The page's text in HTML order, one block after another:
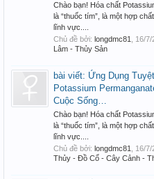
Chào bạn! Hóa chất
là “thuốc tím”, là một hợp
lĩnh vực....
Chủ đề bởi: longdmc81 16/7/
Lâm - Thủy Sản
bài viết: Ứng Dụng
Potassium
Cuộc Sống…
Chào bạn! Hóa chất
là “thuốc tím”, là một hợp
lĩnh vực....
Chủ đề bởi: longdmc81 16/7/
Thủy - Đồ Cổ - Cây Cảnh -